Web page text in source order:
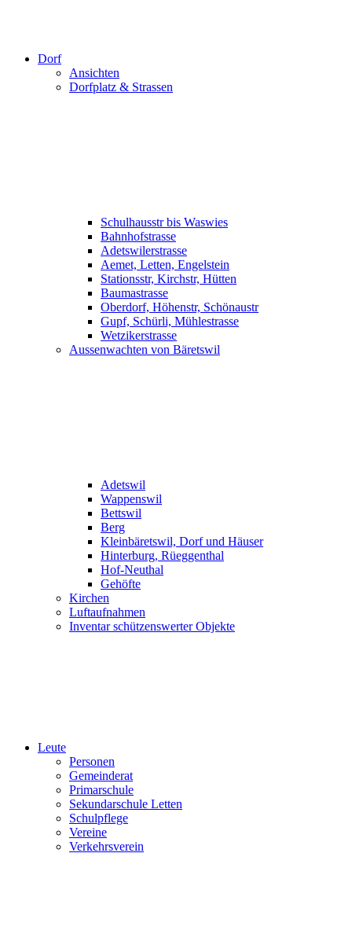
Dorf
Ansichten
Dorfplatz & Strassen
Schulhausstr bis Waswies
Bahnhofstrasse
Adetswilerstrasse
Aemet, Letten, Engelstein
Stationsstr, Kirchstr, Hütten
Baumastrasse
Oberdorf, Höhenstr, Schönaustr
Gupf, Schürli, Mühlestrasse
Wetzikerstrasse
Aussenwachten von Bäretswil
Adetswil
Wappenswil
Bettswil
Berg
Kleinbäretswil, Dorf und Häuser
Hinterburg, Rüeggenthal
Hof-Neuthal
Gehöfte
Kirchen
Luftaufnahmen
Inventar schützenswerter Objekte
Leute
Personen
Gemeinderat
Primarschule
Sekundarschule Letten
Schulpflege
Vereine
Verkehrsverein